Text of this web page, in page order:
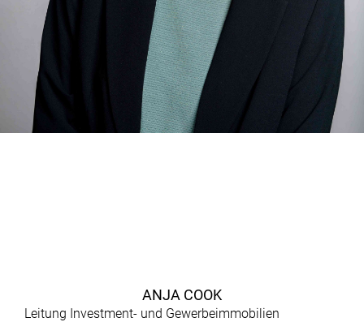
ANJA COOK
Leitung Investment- und Gewerbeimmobilien